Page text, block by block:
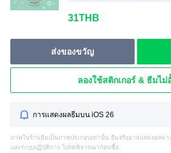
31THB
ส่งของขวัญ
ลองใช้สติกเกอร์ & ธีมไ
การแสดงผลธีมบน iOS 26
ภาพในร้านธีมเป็นภาพประกอบเท่านั้น ธีมจริงอาจแสดงผลต่า
และระบบปฏิบัติการ โปรดพิจารณาก่อนซื้อ